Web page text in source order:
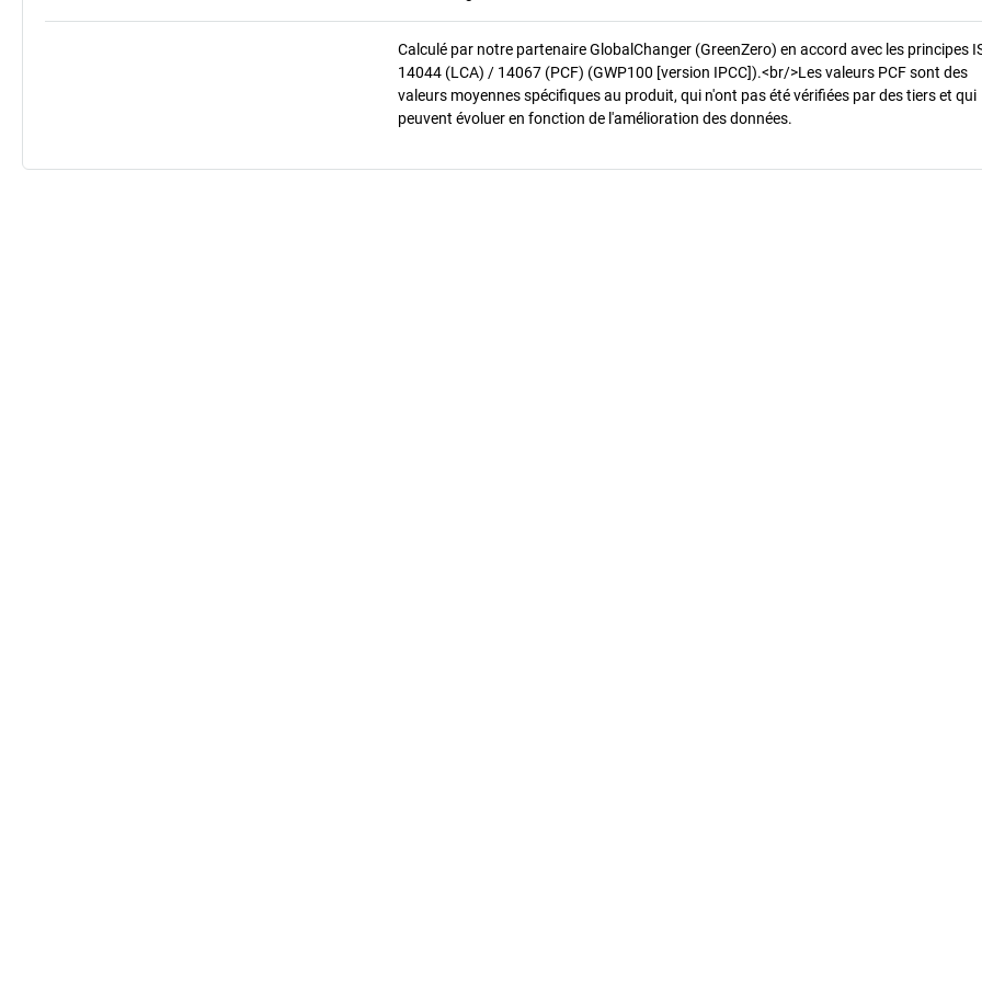
Calculé par notre partenaire GlobalChanger (GreenZero) en accord avec les principes
14044 (LCA) / 14067 (PCF) (GWP100 [version IPCC]).<br/>Les valeurs PCF sont des
valeurs moyennes spécifiques au produit, qui n'ont pas été vérifiées par des tiers et qui
peuvent évoluer en fonction de l'amélioration des données.